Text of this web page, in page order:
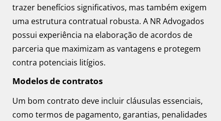
trazer benefícios significativos, mas também exigem
uma estrutura contratual robusta. A NR Advogados
possui experiência na elaboração de acordos de
parceria que maximizam as vantagens e protegem
contra potenciais litígios.
Modelos de contratos
Um bom contrato deve incluir cláusulas essenciais,
como termos de pagamento, garantias, penalidades